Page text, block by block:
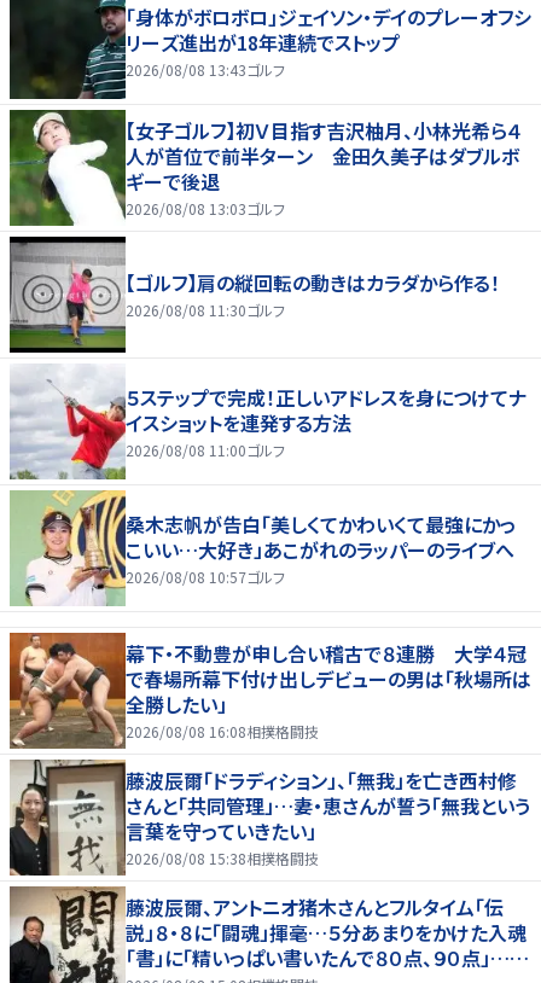
「身体がボロボロ」ジェイソン・デイのプレーオフシ
リーズ進出が18年連続でストップ
2026/08/08 13:43ゴルフ
【女子ゴルフ】初Ｖ目指す吉沢柚月、小林光希ら４
人が首位で前半ターン 金田久美子はダブルボ
ギーで後退
2026/08/08 13:03ゴルフ
【ゴルフ】肩の縦回転の動きはカラダから作る！
2026/08/08 11:30ゴルフ
５ステップで完成！正しいアドレスを身につけてナ
イスショットを連発する方法
2026/08/08 11:00ゴルフ
桑木志帆が告白「美しくてかわいくて最強にかっ
こいい…大好き」あこがれのラッパーのライブへ
2026/08/08 10:57ゴルフ
幕下・不動豊が申し合い稽古で８連勝 大学４冠
で春場所幕下付け出しデビューの男は「秋場所は
全勝したい」
2026/08/08 16:08相撲格闘技
藤波辰爾「ドラディション」、「無我」を亡き西村修
さんと「共同管理」…妻・恵さんが誓う「無我という
言葉を守っていきたい」
2026/08/08 15:38相撲格闘技
藤波辰爾、アントニオ猪木さんとフルタイム「伝
説」８・８に「闘魂」揮毫…５分あまりをかけた入魂
「書」に「精いっぱい書いたんで８０点、９０点」…